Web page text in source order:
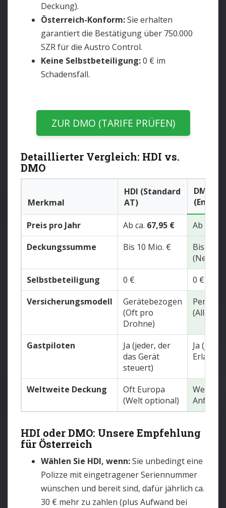
Deckung).
Österreich-Konform:Sie erhalten
garantiert die Bestätigung über 750.000
SZR für die Austro Control.
Keine Selbstbeteiligung:0 € im
Schadensfall.
ZUR DMO (TARIFE PRÜFEN)
Detaillierter Vergleich: HDI vs.
DMO
Merkmal
HDI (Standard
AT)
DMO
Preis pro Jahr Ab ca. 67,95 € Ab
Deckungssumme
Bis 10 Mio. € Bis
(Neu!)
Selbstbeteiligung
0 €
0 €
Versicherungsmodell
Gerätebezogen
(Oft pro
Drohne)
(Alle
Gastpiloten
Ja (jeder, der
das Gerät
steuert)
Ja
Weltweite Deckung
Oft Europa
(Welt optional)
Anfrage)
HDI oder DMO: Unsere Empfehlung
für Österreich
Wählen Sie HDI, wenn:Sie unbedingt eine
Polizze mit eingetragener Seriennummer
wünschen und bereit sind, dafür jährlich ca.
30 € mehr zu zahlen (plus Aufwand bei